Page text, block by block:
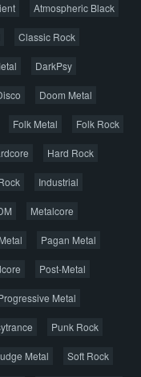
Atmospheric Black
Classic Rock
DarkPsy
Doom Metal
Folk Metal Folk Rock
Hard Rock
Industrial
Metalcore
Pagan Metal
Post-Metal
Metal
Punk Rock
Metal Soft Rock
после